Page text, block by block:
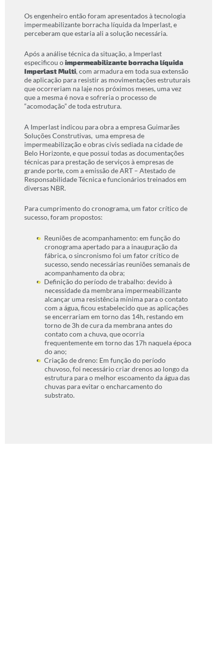
Os engenheiro então foram apresentados à tecnologia
impermeabilizante borracha líquida da Imperlast, e
perceberam que estaria ali a solução necessária.
Após a análise técnica da situação, a Imperlast
especificou oimpermeabilizante borracha líquida
Imperlast Multi, com armadura em toda sua extensão
de aplicação para resistir as movimentações estruturais
que ocorreriam na laje nos próximos meses, uma vez
que a mesma é nova e sofreria o processo de
“acomodação” de toda estrutura.
A Imperlast indicou para obra a empresa Guimarães
Soluções Construtivas, uma empresa de
impermeabilização e obras civis sediada na cidade de
Belo Horizonte, e que possui todas as documentações
técnicas para prestação de serviços à empresas de
grande porte, com a emissão de ART – Atestado de
Responsabilidade Técnica e funcionários treinados em
diversas NBR.
Para cumprimento do cronograma, um fator crítico de
sucesso, foram propostos:
Reuniões de acompanhamento: em função do
cronograma apertado para a inauguração da
fábrica, o sincronismo foi um fator crítico de
sucesso, sendo necessárias reuniões semanais de
acompanhamento da obra;
Definição do período de trabalho: devido à
necessidade da membrana impermeabilizante
alcançar uma resistência mínima para o contato
com a água, ficou estabelecido que as aplicações
se encerrariam em torno das 14h, restando em
torno de 3h de cura da membrana antes do
contato com a chuva, que ocorria
frequentemente em torno das 17h naquela época
do ano;
Criação de dreno: Em função do período
chuvoso, foi necessário criar drenos ao longo da
estrutura para o melhor escoamento da água das
chuvas para evitar o encharcamento do
substrato.